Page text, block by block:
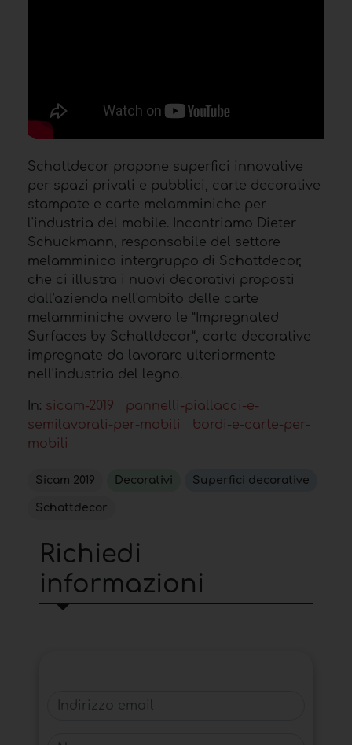
Schattdecor propone superfici innovative
per spazi privati e pubblici, carte decorative
stampate e carte melamminiche per
l'industria del mobile. Incontriamo Dieter
Schuckmann, responsabile del settore
melamminico intergruppo di Schattdecor,
che ci illustra i nuovi decorativi proposti
dall'azienda nell'ambito delle carte
melamminiche ovvero le “Impregnated
Surfaces by Schattdecor“, carte decorative
impregnate da lavorare ulteriormente
nell'industria del legno.
In: sicam-2019
pannelli-piallacci-e-
semilavorati-per-mobili
bordi-e-carte-per-
mobili
Sicam 2019 Decorativi Superfici decorative
Schattdecor
Richiedi
informazioni
Indirizzo email
Nome